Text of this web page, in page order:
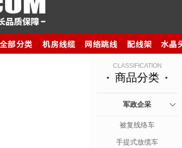
CLASSIFICATION
商品分类
军政企采
被复线络车
手提式放缆车